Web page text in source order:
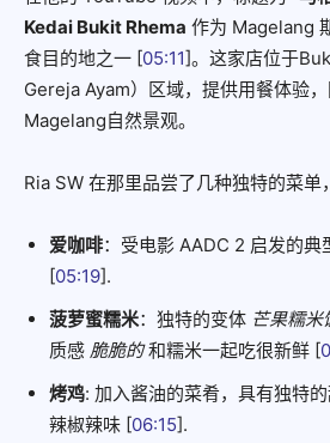
Kedai Bukit Rhema 作为 Magelang
食目的地之一 [05:11]。这家店位于
Gereja Ayam）区域，提供用餐体验
Magelang自然景观。
Ria SW 在那里品尝了几种独特的菜单
爱咖啡：受电影 AADC 2 启发的
[05:19].
菠萝蜜糯米：独特的变体 芒果糯米
质感 脆脆的和糯米一起吃很新鲜 [
烤鸡: 加入酱油的菜肴，具有独特
辣椒辣味 [06:15].